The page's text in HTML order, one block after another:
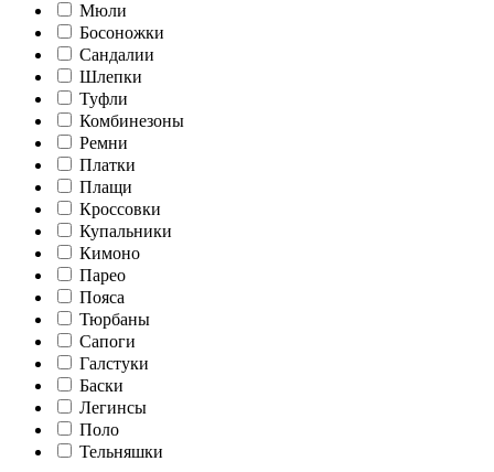
Мюли
Босоножки
Сандалии
Шлепки
Туфли
Комбинезоны
Ремни
Платки
Плащи
Кроссовки
Купальники
Кимоно
Парео
Пояса
Тюрбаны
Сапоги
Галстуки
Баски
Легинсы
Поло
Тельняшки